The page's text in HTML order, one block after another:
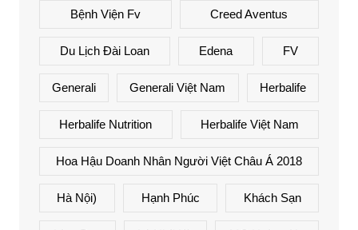
Bệnh Viện Fv Creed Aventus
Du Lịch Đài Loan Edena FV
Generali Generali Việt Nam Herbalife
Herbalife Nutrition Herbalife Việt Nam
Hoa Hậu Doanh Nhân Người Việt Châu Á 2018
Hà Nội) Hạnh Phúc Khách Sạn